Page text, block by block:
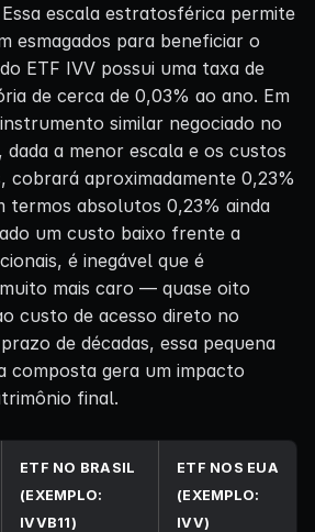
escala estratosférica permite
esmagados para beneficiar o
ETF IVV possui uma taxa de
de cerca de 0,03% ao ano. Em
similar negociado no
dada a menor escala e os custos
cobrará aproximadamente 0,23%
termos absolutos 0,23% ainda
um custo baixo frente a
é inegável que é
mais caro — quase oito
custo de acesso direto no
de décadas, essa pequena
composta gera um impacto
final.
ETF NO BRASIL
(EXEMPLO:
IVVB11)
ETF NOS EUA
(EXEMPLO:
IVV)